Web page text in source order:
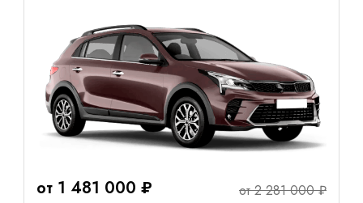
от 1 481 000 ₽
от 2 281 000 ₽